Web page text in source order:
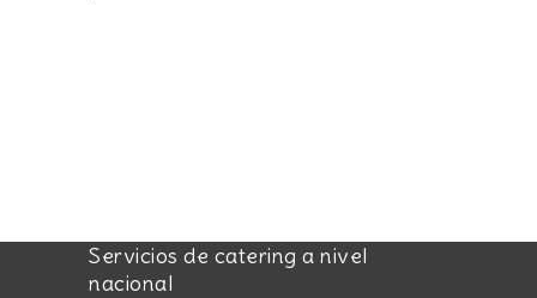
Servicios de catering a nivel
nacional